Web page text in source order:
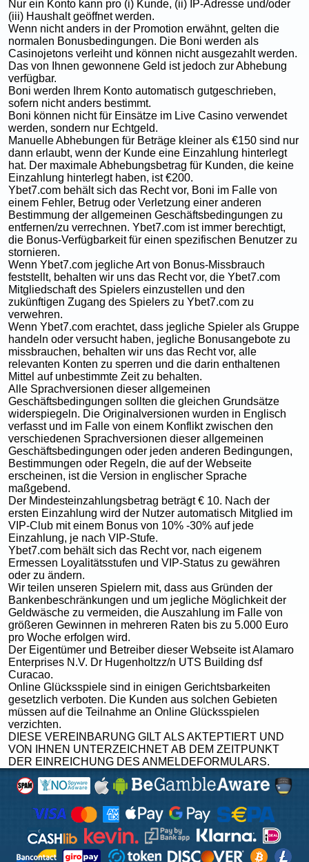
Nur ein Konto kann pro (i) Kunde, (ii) IP-Adresse und/oder
(iii) Haushalt geöffnet werden.
Wenn nicht anders in der Promotion erwähnt, gelten die
normalen Bonusbedingungen. Die Boni werden als
Casinojetons verleiht und können nicht ausgezahlt werden.
Das von Ihnen gewonnene Geld ist jedoch zur Abhebung
verfügbar.
Boni werden Ihrem Konto automatisch gutgeschrieben,
sofern nicht anders bestimmt.
Boni können nicht für Einsätze im Live Casino verwendet
werden, sondern nur Echtgeld.
Manuelle Abhebungen für Beträge kleiner als €150 sind nur
dann erlaubt, wenn der Kunde eine Einzahlung hinterlegt
hat. Der maximale Abhebungsbetrag für Kunden, die keine
Einzahlung hinterlegt haben, ist €200.
Ybet7.com behält sich das Recht vor, Boni im Falle von
einem Fehler, Betrug oder Verletzung einer anderen
Bestimmung der allgemeinen Geschäftsbedingungen zu
entfernen/zu verrechnen. Ybet7.com ist immer berechtigt,
die Bonus-Verfügbarkeit für einen spezifischen Benutzer zu
stornieren.
Wenn Ybet7.com jegliche Art von Bonus-Missbrauch
feststellt, behalten wir uns das Recht vor, die Ybet7.com
Mitgliedschaft des Spielers einzustellen und den
zukünftigen Zugang des Spielers zu Ybet7.com zu
verwehren.
Wenn Ybet7.com erachtet, dass jegliche Spieler als Gruppe
handeln oder versucht haben, jegliche Bonusangebote zu
missbrauchen, behalten wir uns das Recht vor, alle
relevanten Konten zu sperren und die darin enthaltenen
Mittel auf unbestimmte Zeit zu behalten.
Alle Sprachversionen dieser allgemeinen
Geschäftsbedingungen sollten die gleichen Grundsätze
widerspiegeln. Die Originalversionen wurden in Englisch
verfasst und im Falle von einem Konflikt zwischen den
verschiedenen Sprachversionen dieser allgemeinen
Geschäftsbedingungen oder jeden anderen Bedingungen,
Bestimmungen oder Regeln, die auf der Webseite
erscheinen, ist die Version in englischer Sprache
maßgebend.
Der Mindesteinzahlungsbetrag beträgt € 10. Nach der
ersten Einzahlung wird der Nutzer automatisch Mitglied im
VIP-Club mit einem Bonus von 10% -30% auf jede
Einzahlung, je nach VIP-Stufe.
Ybet7.com behält sich das Recht vor, nach eigenem
Ermessen Loyalitätsstufen und VIP-Status zu gewähren
oder zu ändern.
Wir teilen unseren Spielern mit, dass aus Gründen der
Bankenbeschränkungen und um jegliche Möglichkeit der
Geldwäsche zu vermeiden, die Auszahlung im Falle von
größeren Gewinnen in mehreren Raten bis zu 5.000 Euro
pro Woche erfolgen wird.
Der Eigentümer und Betreiber dieser Webseite ist Alamaro
Enterprises N.V. Dr Hugenholtzz/n UTS Building dsf
Curacao.
Online Glücksspiele sind in einigen Gerichtsbarkeiten
gesetzlich verboten. Die Kunden aus solchen Gebieten
müssen auf die Teilnahme an Online Glücksspielen
verzichten.
DIESE VEREINBARUNG GILT ALS AKTEPTIERT UND
VON IHNEN UNTERZEICHNET AB DEM ZEITPUNKT
DER EINREICHUNG DES ANMELDEFORMULARS.